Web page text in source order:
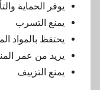
يوفر الحماية
يمنع التسرب
يحتفظ بالمواد
يزيد من عمر
يمنع التزييف